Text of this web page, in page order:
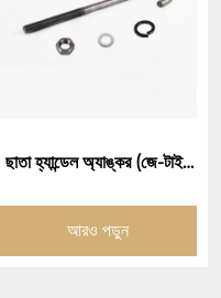
ছাতা হ্যান্ডেল অ্যাঙ্কর (জে-টাইপ
ড বোল্ট)
আরও পড়ুন